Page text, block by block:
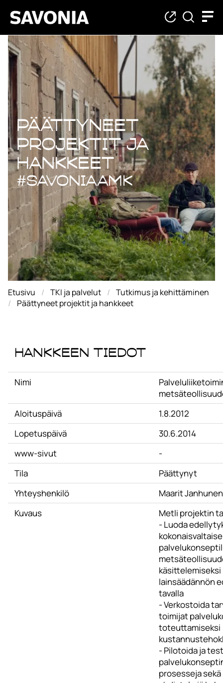
Päättyneet
Päättyneet
projektit ja
hankkeet
#savoniaAMK
Etusivu TKI ja palvelut
Tutkimus ja kehittäminen
Päättyneet projektit ja hankkeet
Hankkeen tiedot
Nimi
Aloituspäivä
1.8.2012
Lopetuspäivä
30.6.2014
www-sivut
-
Tila
Päättynyt
Yhteyshenkilö
Maarit Janhunen
Kuvaus
Metli projektin
- Luoda
käsittelemiseksi
lainsäädännön
tavalla
- Verkostoida
toimijat
toteuttamiseksi
- Pilotoida ja
prosesseja